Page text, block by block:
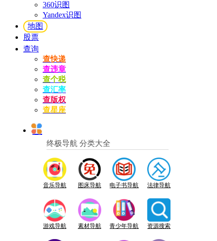
360识图
Yandex识图
地图
股票
查询
查快递
查违章
查个税
查汇率
查版权
查星座
终极导航 分类大全
音乐导航 图床导航 电子书导航 法律导航
游戏导航 素材导航 青少年导航 资源搜索